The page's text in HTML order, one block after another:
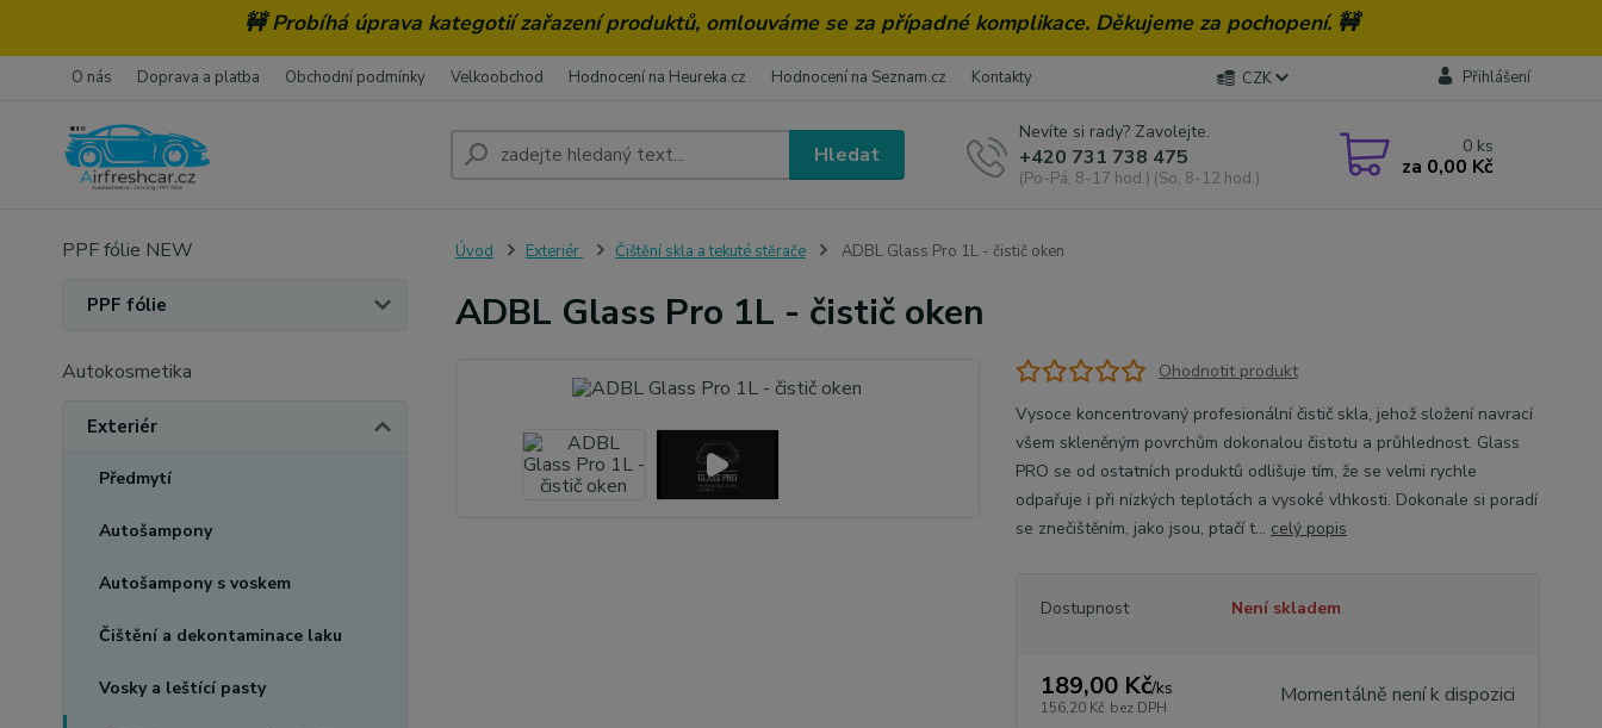
🚧 Probíhá úprava kategotií zařazení produktů, omlouváme se za případné komplikace. Děkujeme za pochopení. 🚧
O nás Doprava a platba Obchodní podmínky Velkoobchod Hodnocení na Heureka.cz Hodnocení na Seznam.cz Kontakty CZK Přihlášení
Hledat
Nevíte si rady? Zavolejte.
+420 731 738 475
(Po-Pá, 8-17 hod.) (So, 8-12 hod.)
0 ks
za 0,00 Kč
PPF fólie NEW
PPF fólie
Autokosmetika
Exteriér
Předmytí
Autošampony
Autošampony s voskem
Čištění a dekontaminace laku
Vosky a leštící pasty
Úvod Exteriér Čištění skla a tekuté stěrače ADBL Glass Pro 1L - čistič oken
ADBL Glass Pro 1L - čistič oken
Ohodnotit produkt
Vysoce koncentrovaný profesionální čistič skla, jehož složení navrací
všem skleněným povrchům dokonalou čistotu a průhlednost. Glass
PRO se od ostatních produktů odlišuje tím, že se velmi rychle
odpařuje i při nízkých teplotách a vysoké vlhkosti. Dokonale si poradí
se znečištěním, jako jsou, ptačí t... celý popis
Dostupnost Není skladem
189,00 Kč/ks
156,20 Kč bez DPH Momentálně není k dispozici